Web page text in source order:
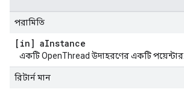
পরামিতি
[in] aInstance
একটি OpenThread উদাহরণের একটি পয়েন্টার.
রিটার্ন মান